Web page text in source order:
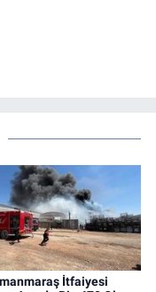
İtfaiyesi